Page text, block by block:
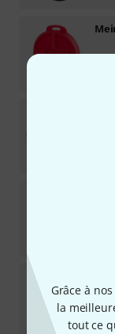
Grâce à
la
tout ce249